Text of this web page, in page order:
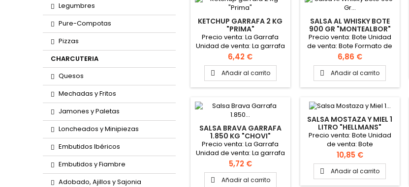
Legumbres
Pure-Compotas
Pizzas
CHARCUTERIA
Quesos
Mechadas y Fritos
Jamones y Paletas
Loncheados y Minipiezas
Embutidos Ibéricos
Embutidos y Fiambre
Adobado, Ajillos y Sajonia
KETCHUP GARRAFA 2 KG
"PRIMA"
Precio venta: La Garrafa
Unidad de venta: La garrafa
Formato de la caja: 6
garrafas
Precio
6,42 €
 Añadir al carrito
SALSA AL WHISKY BOTE
900 GR "MONTEALBOR"
Precio venta: Bote Unidad
de venta: Bote Formato de
la caja: 6 botes
Precio
6,86 €
 Añadir al carrito
SALSA BRAVA GARRAFA
1.850 KG "CHOVI"
Precio venta: La Garrafa
Unidad de venta: La garrafa
Formato de la caja: 6
garrafas
Precio
5,72 €
 Añadir al carrito
SALSA MOSTAZA Y MIEL 1
LITRO "HELLMANS"
Precio venta: Bote Unidad
de venta: Bote
Precio
10,85 €
 Añadir al carrito